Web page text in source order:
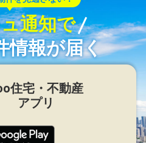
通知で
情報が届く
住宅・不動産
アプリ